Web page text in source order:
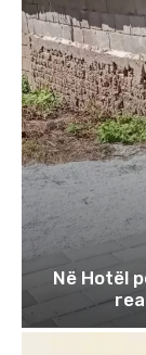
Në Hotël